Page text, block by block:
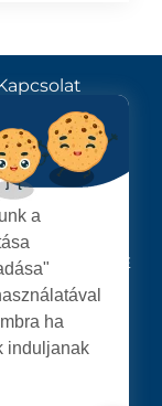
SATU MARE
a
ha
induljanak